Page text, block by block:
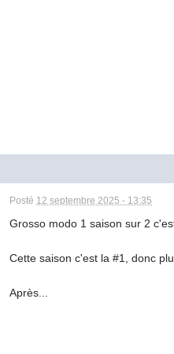
Posté 12 septembre 2025 - 13:35
Grosso modo 1 saison sur 2
Cette saison c'est la #1, donc
Après...